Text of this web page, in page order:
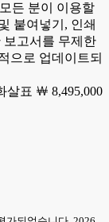
든 분이 이용할
붙여넣기, 인쇄
보고서를 무제한
으로 업데이트되
￦ 8,495,000